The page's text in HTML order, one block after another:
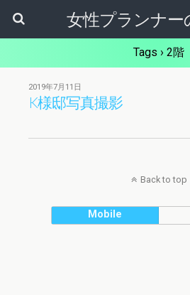
女性プランナー
Tags › 2階
2019年7月11日
K様邸写真撮影
Back to top
Mobile